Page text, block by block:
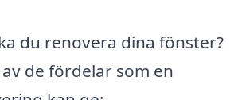
du renovera dina fönster?
de fördelar som en